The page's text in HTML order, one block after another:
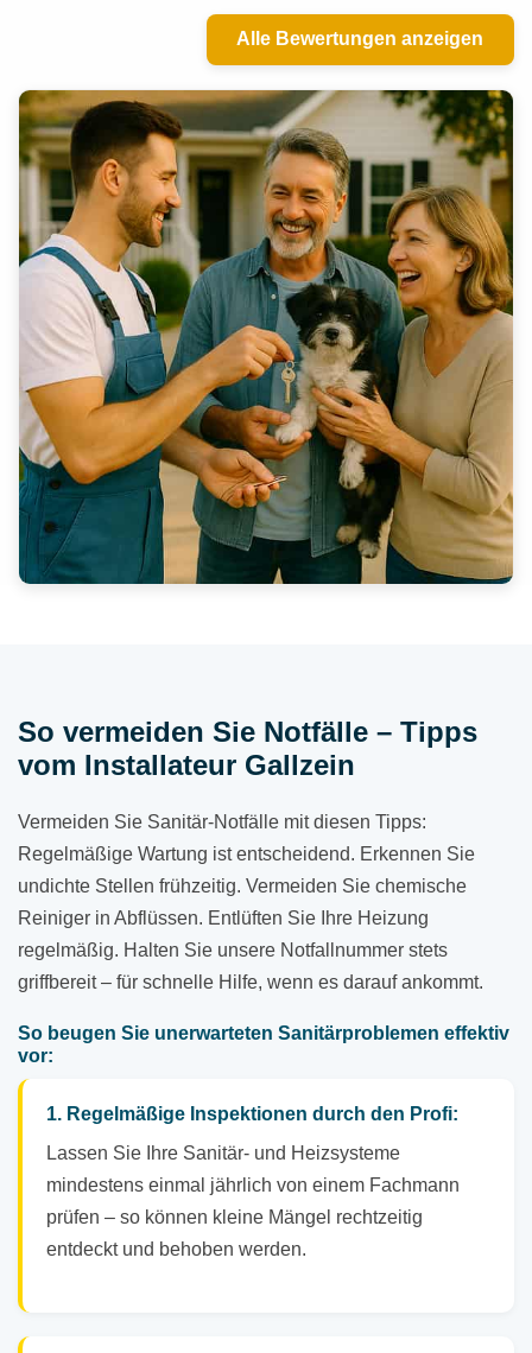
Alle Bewertungen anzeigen
So vermeiden Sie Notfälle – Tipps
vom Installateur Gallzein
Vermeiden Sie Sanitär-Notfälle mit diesen Tipps:
Regelmäßige Wartung ist entscheidend. Erkennen Sie
undichte Stellen frühzeitig. Vermeiden Sie chemische
Reiniger in Abflüssen. Entlüften Sie Ihre Heizung
regelmäßig. Halten Sie unsere Notfallnummer stets
griffbereit – für schnelle Hilfe, wenn es darauf ankommt.
So beugen Sie unerwarteten Sanitärproblemen effektiv
vor:
1. Regelmäßige Inspektionen durch den Profi:
Lassen Sie Ihre Sanitär- und Heizsysteme
mindestens einmal jährlich von einem Fachmann
prüfen – so können kleine Mängel rechtzeitig
entdeckt und behoben werden.